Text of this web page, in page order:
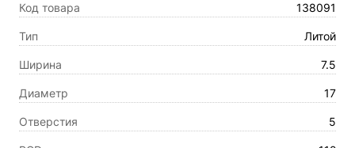
Код товара 138091
Тип Литой
Ширина 7.5
Диаметр 17
Отверстия 5